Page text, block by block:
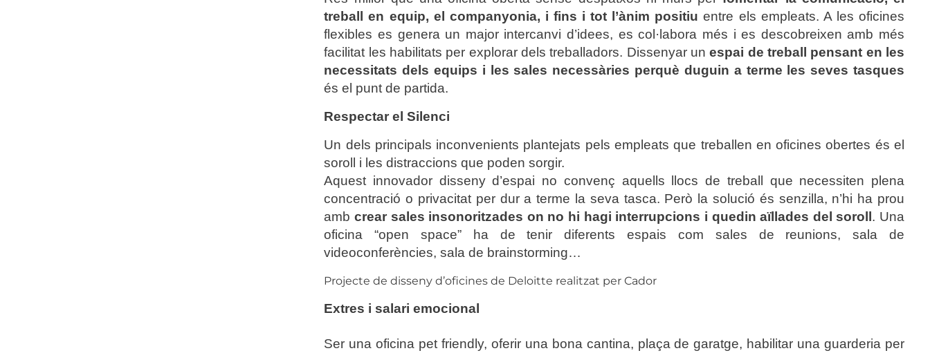
treball en equip, el companyonia, i fins i tot l’ànim positiu entre els empleats. A les oficines
flexibles es genera un major intercanvi d’idees, es col·labora més i es descobreixen amb més
facilitat les habilitats per explorar dels treballadors. Dissenyar un espai de treball pensant en les
necessitats dels equips i les sales necessàries perquè duguin a terme les seves tasques
és el punt de partida.
Respectar el Silenci
Un dels principals inconvenients plantejats pels empleats que treballen en oficines obertes és el
soroll i les distraccions que poden sorgir.
Aquest innovador disseny d’espai no convenç aquells llocs de treball que necessiten plena
concentració o privacitat per dur a terme la seva tasca. Però la solució és senzilla, n’hi ha prou
amb crear sales insonoritzades on no hi hagi interrupcions i quedin aïllades del soroll. Una
oficina “open space” ha de tenir diferents espais com sales de reunions, sala de
videoconferències, sala de brainstorming…
Projecte dedisseny d’oficines de Deloitte realitzat per Cador
Extres i salari emocional
Ser una oficina pet friendly, oferir una bona cantina, plaça de garatge, habilitar una guarderia per